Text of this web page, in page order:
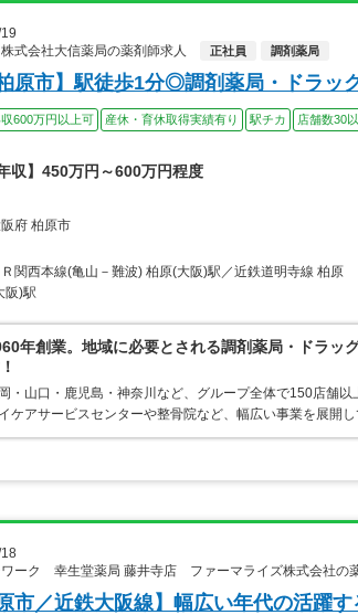
式会社大信薬局の薬剤師求人
正社員 調剤薬局
原市】駅徒歩1分◎調剤薬局・ドラッ
600万円以上可 産休・育休取得実績有り 駅チカ 店舗数30
年収】450万円～600万円程度
府 柏原市
Ｒ関西本線(亀山－難波) 柏原(大阪)駅／近鉄道明寺線 柏原
阪)駅
年創業。地域に必要とされる調剤薬局・ドラッ
・山口・鹿児島・神奈川など、グループ全体で150店舗
ケアサービスセンターや整骨院など、幅広い事業を展開
ーク 幸生堂薬局 藤井寺店 ファーマライズ株式会社の
市／近鉄大阪線】幅広い年代の活躍